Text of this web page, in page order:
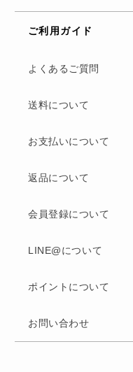
ご利用ガイド
よくあるご質問
送料について
お支払いについて
返品について
会員登録について
LINE@について
ポイントについて
お問い合わせ